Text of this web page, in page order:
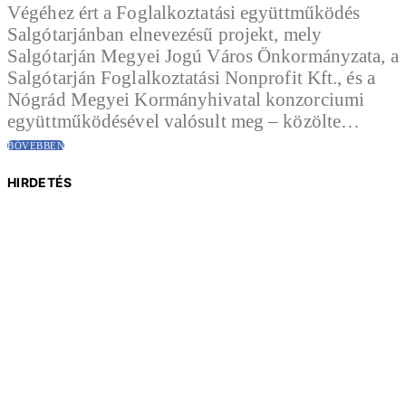
Végéhez ért a Foglalkoztatási együttműködés
Salgótarjánban elnevezésű projekt, mely
Salgótarján Megyei Jogú Város Önkormányzata, a
Salgótarján Foglalkoztatási Nonprofit Kft., és a
Nógrád Megyei Kormányhivatal konzorciumi
együttműködésével valósult meg – közölte…
BŐVEBBEN
HIRDETÉS